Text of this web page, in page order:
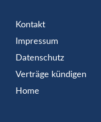
Kontakt
Impressum
Datenschutz
Verträge kündigen
Home